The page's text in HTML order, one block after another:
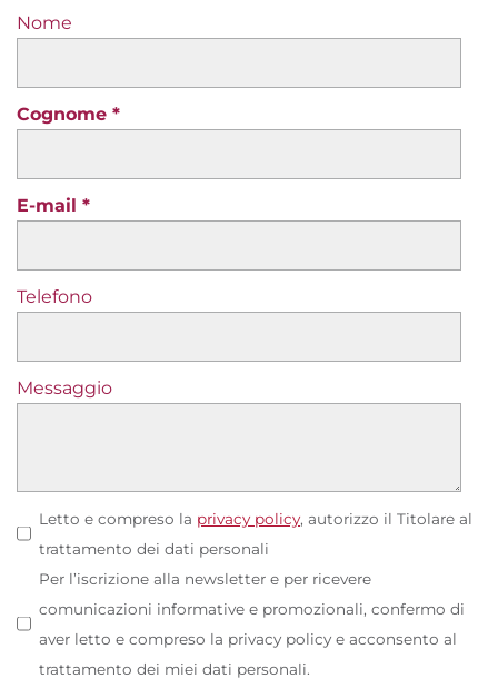
Nome
Cognome
E-mail
Telefono
Messaggio
Letto e compreso la privacy policy, autorizzo il Titolare al
trattamento dei dati personali
Per l’iscrizione alla newsletter e per ricevere
comunicazioni informative e promozionali, confermo di
aver letto e compreso la privacy policy e acconsento al
trattamento dei miei dati personali.